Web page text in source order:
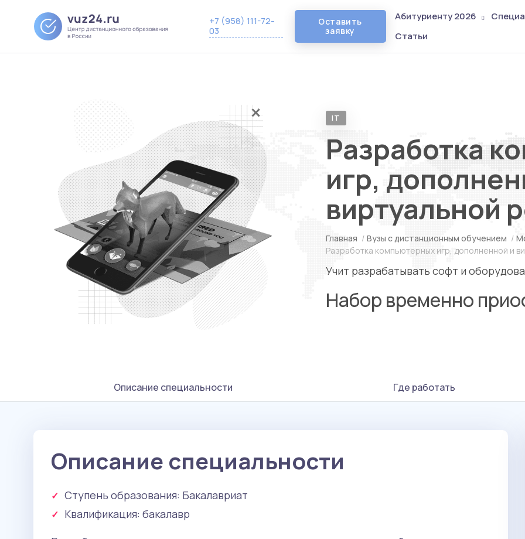
+7 (958) 111-72-
03
Оставить
заявку
Абитуриенту 2026
Статьи
IT
Разработка
игр,
виртуальной
Главная / Вузы с дистанционным обучением /
Разработка компьютерных игр, дополненной и
Учит разрабатывать софт и
Набор временно
Описание специальности Где работать
Описание специальности
Ступень образования: Бакалавриат
Квалификация: бакалавр